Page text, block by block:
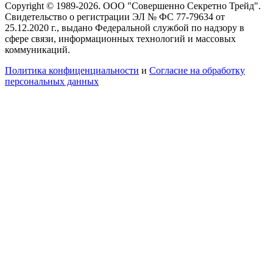
Copyright © 1989-2026. ООО "Совершенно Секретно Трейд".
Свидетельство о регистрации ЭЛ № ФС 77-79634 от
25.12.2020 г., выдано Федеральной службой по надзору в
сфере связи, информационных технологий и массовых
коммуникаций.
Политика конфиценциальности и Согласие на обработку
персональных данных